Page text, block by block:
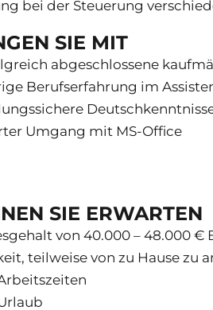
bei der Steuerung
SIE MIT
abgeschlossene
Berufserfahrung im
Umgang mit MS-Office
SIE ERWARTEN
von 40.000 – 48.000
teilweise von zu Hause zu